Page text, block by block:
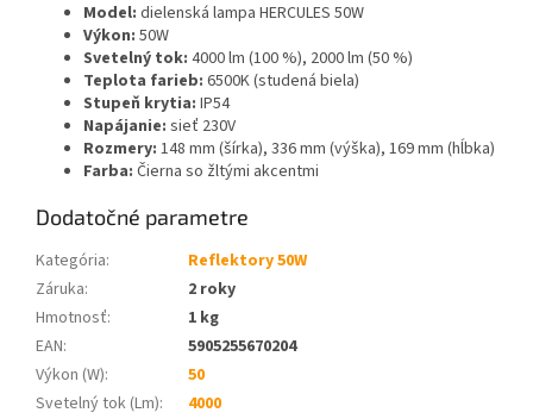
Model: dielenská lampa HERCULES 50W
Výkon: 50W
Svetelný tok: 4000 lm (100 %), 2000 lm (50 %)
Teplota farieb: 6500K (studená biela)
Stupeň krytia: IP54
Napájanie: sieť 230V
Rozmery: 148 mm (šírka), 336 mm (výška), 169 mm (hĺbka)
Farba: Čierna so žltými akcentmi
Dodatočné parametre
Kategória:
Reflektory 50W
Záruka:
2 roky
Hmotnosť:
1 kg
EAN:
5905255670204
Výkon (W):
50
Svetelný tok (Lm):
4000